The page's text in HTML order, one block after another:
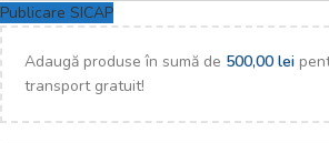
Publicare SICAP
Adaugă produse în sumă de 500,00 lei
transport gratuit!